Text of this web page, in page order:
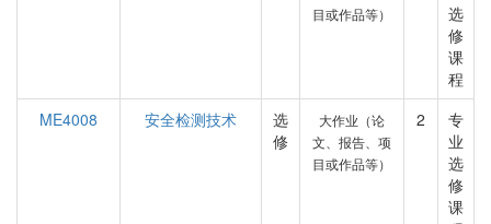
目或作品等）
选
修
课
程
ME4008
安全检测技术
选
修
大作业（论
文、报告、项
目或作品等）
2
专
业
选
修
课